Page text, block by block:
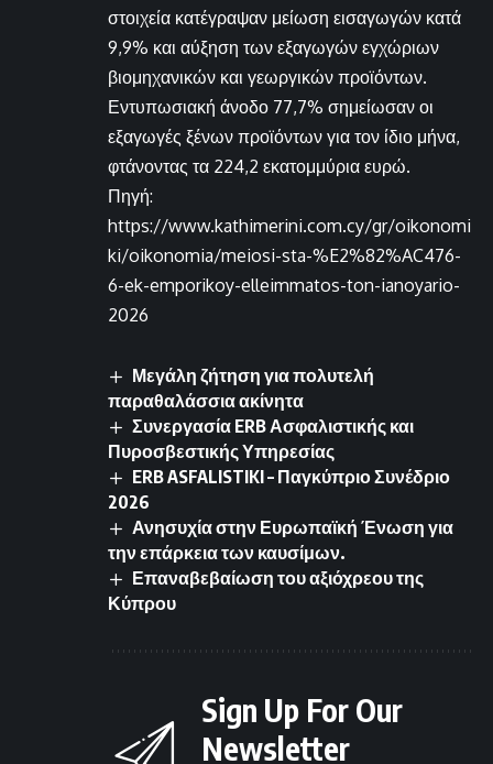
στοιχεία κατέγραψαν μείωση εισαγωγών κατά
9,9% και αύξηση των εξαγωγών εγχώριων
βιομηχανικών και γεωργικών προϊόντων.
Εντυπωσιακή άνοδο 77,7% σημείωσαν οι
εξαγωγές ξένων προϊόντων για τον ίδιο μήνα,
φτάνοντας τα 224,2 εκατομμύρια ευρώ.
Πηγή:
https://www.kathimerini.com.cy/gr/oikonomi
ki/oikonomia/meiosi-sta-%E2%82%AC476-
6-ek-emporikoy-elleimmatos-ton-ianoyario-
2026
Μεγάλη ζήτηση για πολυτελή
παραθαλάσσια ακίνητα
Συνεργασία ERB Ασφαλιστικής και
Πυροσβεστικής Υπηρεσίας
ERB ASFALISTIKI – Παγκύπριο Συνέδριο
2026
Ανησυχία στην Ευρωπαϊκή Ένωση για
την επάρκεια των καυσίμων.
Επαναβεβαίωση του αξιόχρεου της
Κύπρου
Sign Up For Our
Newsletter